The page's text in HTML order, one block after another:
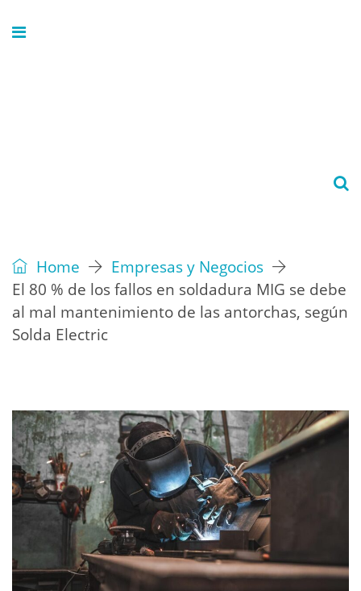
Home
Empresas y Negocios
El 80 % de los fallos en soldadura MIG se debe
al mal mantenimiento de las antorchas, según
Solda Electric